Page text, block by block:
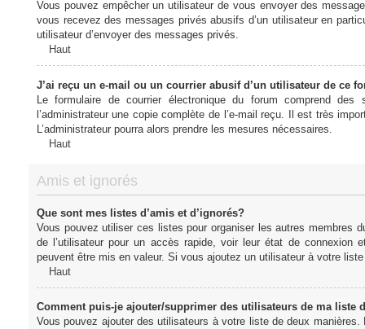
Vous pouvez empêcher un utilisateur de vous envoyer des
vous recevez des messages privés abusifs d’un utilisateur en
utilisateur d’envoyer des messages privés.
Haut
J’ai reçu un e-mail ou un courrier abusif d’un utilisateur de ce
Le formulaire de courrier électronique du forum comprend
l’administrateur une copie complète de l’e-mail reçu. Il est très
L’administrateur pourra alors prendre les mesures nécessaires.
Haut
Amis et ignorés
Que sont mes listes d’amis et d’ignorés?
Vous pouvez utiliser ces listes pour organiser les autres membres
de l’utilisateur pour un accès rapide, voir leur état de connexion
peuvent être mis en valeur. Si vous ajoutez un utilisateur à votre
Haut
Comment puis-je ajouter/supprimer des utilisateurs de ma liste
Vous pouvez ajouter des utilisateurs à votre liste de deux